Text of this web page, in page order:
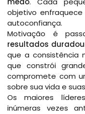
objetivo
autoconfiança.
Motivação é
resultados
que a consistência
que constrói
compromete com
sobre sua vida e
Os maiores
inúmeras vezes